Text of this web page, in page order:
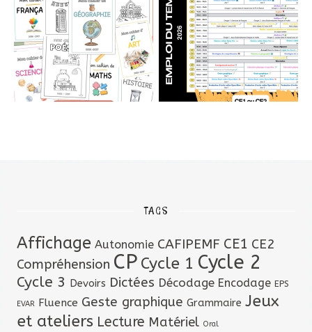
TAGS
Affichage Autonomie CAFIPEMF CE1 CE2
Compréhension CP Cycle 1 Cycle 2
Cycle 3 Devoirs Dictées Décodage Encodage EPS
EVAR Fluence Geste graphique Grammaire Jeux
et ateliers Lecture Matériel Oral